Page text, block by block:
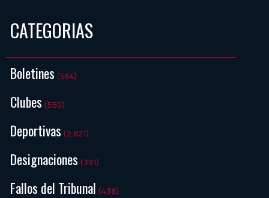
CATEGORIAS
Boletines (564)
Clubes (550)
Deportivas (2.821)
Designaciones (391)
Fallos del Tribunal (438)